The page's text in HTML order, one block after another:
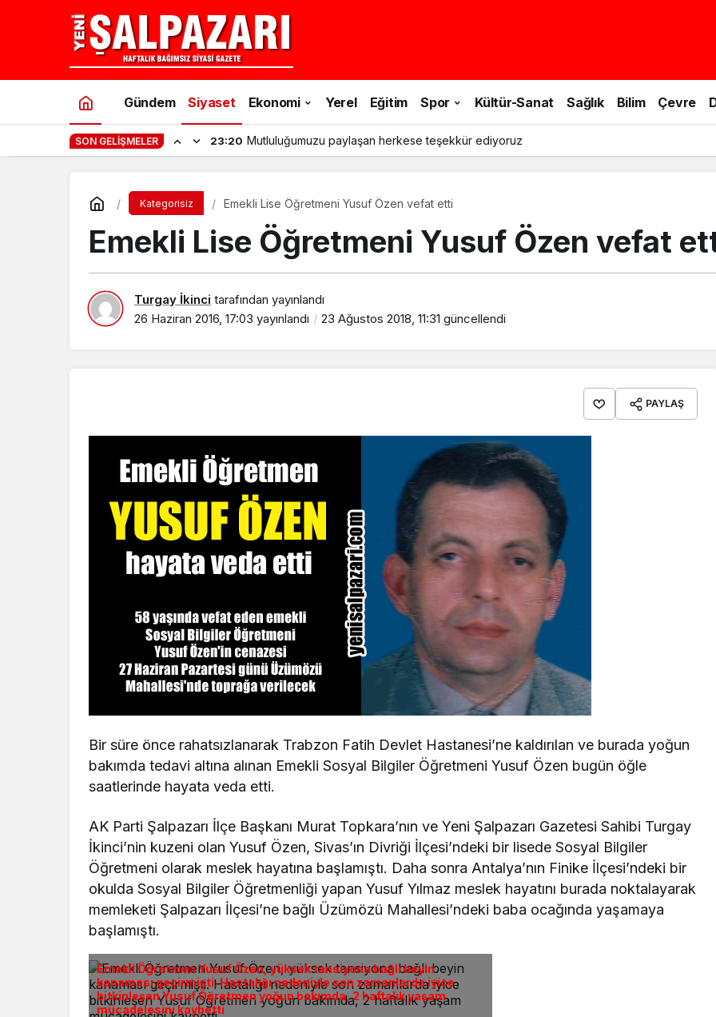
Gündem Siyaset Ekonomi Yerel Eğitim Spor Kültür-Sanat Sağlık Bilim Çevre
SON GELIŞMELER 23:20 Mutluluğumuzu paylaşan herkese teşekkür ediyoruz
Kategorisiz Emekli Lise Öğretmeni Yusuf Özen vefat etti
Emekli Lise Öğretmeni Yusuf Özen vefat
Turgay İkinci tarafından yayınlandı
26 Haziran 2016, 17:03 yayınlandı 23 Ağustos 2018, 11:31 güncellendi
PAYLAŞ
Bir süre önce rahatsızlanarak Trabzon Fatih Devlet Hastanesi’ne kaldırılan ve burada yoğun
bakımda tedavi altına alınan Emekli Sosyal Bilgiler Öğretmeni Yusuf Özen bugün öğle
saatlerinde hayata veda etti.
AK Parti Şalpazarı İlçe Başkanı Murat Topkara’nın ve Yeni Şalpazarı Gazetesi Sahibi Turgay
İkinci’nin kuzeni olan Yusuf Özen, Sivas’ın Divriği İlçesi’ndeki bir lisede Sosyal Bilgiler
Öğretmeni olarak meslek hayatına başlamıştı. Daha sonra Antalya’nın Finike İlçesi’ndeki bir
okulda Sosyal Bilgiler Öğretmenliği yapan Yusuf Yılmaz meslek hayatını burada noktalayarak
memleketi Şalpazarı İlçesi’ne bağlı Üzümözü Mahallesi’ndeki baba ocağında yaşamaya
başlamıştı.
Emekli Öğretmen Yusuf Özen, yüksek tansiyona bağlı beyin
kanaması geçirmişti. Hastalığı nedeniyle son zamanlarda iyice
bitkinleşen Yusuf Öğretmen yoğun bakımda, 2 haftalık yaşam
mücadelesini kaybetti